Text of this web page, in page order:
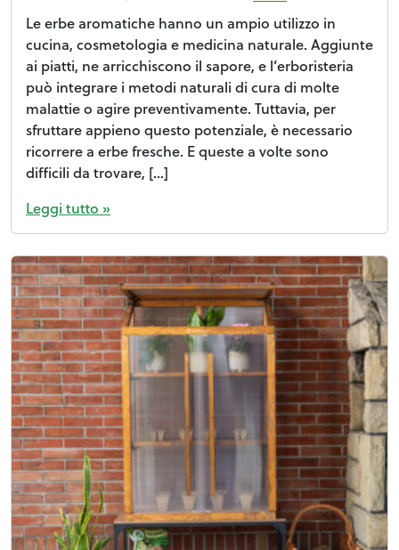
Le erbe aromatiche hanno un ampio utilizzo in
cucina, cosmetologia e medicina naturale. Aggiunte
ai piatti, ne arricchiscono il sapore, e l’erboristeria
può integrare i metodi naturali di cura di molte
malattie o agire preventivamente. Tuttavia, per
sfruttare appieno questo potenziale, è necessario
ricorrere a erbe fresche. E queste a volte sono
difficili da trovare, […]
Leggi tutto »